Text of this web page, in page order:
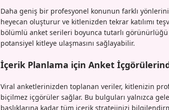
Daha geniş bir profesyonel konunun farklı
heyecan oluşturur ve kitlenizden tekrar katılımı
bölümlü anket serileri boyunca tutarlı
potansiyel kitleye ulaşmasını sağlayabilir.
İçerik Planlama için Anket
Viral anketlerinizden toplanan veriler, kitlenizin
biçilmez içgörüler sağlar. Bu bulguları yalnızca
başlıklarına kadar tüm içerik stratejinizi